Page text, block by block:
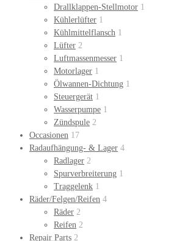
Drallklappen-Stellmotor 1
Kühlerlüfter 1
Kühlmittelflansch 1
Lüfter 2
Luftmassenmesser 1
Motorlager 1
Ölwannen-Dichtung 1
Steuergerät 1
Wasserpumpe 1
Zündspule 2
Occasionen 17
Radaufhängung- & Lager 4
Radlager 2
Spurverbreiterung 1
Traggelenk 1
Räder/Felgen/Reifen 4
Räder 2
Reifen 2
Repair Parts 2